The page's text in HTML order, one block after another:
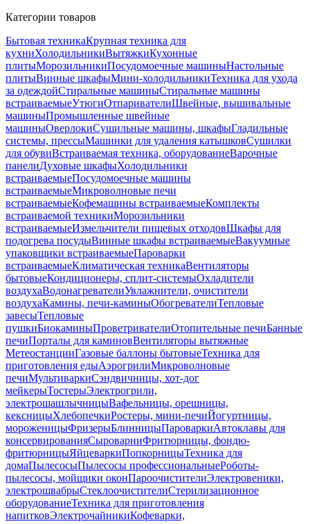
Категории товаров
Бытовая техникаКрупная техника для
кухниХолодильникиВытяжкиКухонные
плитыМорозильникиПосудомоечные машиныНастольные
плитыВинные шкафыМини-холодильникиТехника для ухода
за одеждойСтиральные машиныСтиральные машины
встраиваемыеУтюгиОтпаривателиШвейные, вышивальные
машиныПромышленные швейные
машиныОверлокиСушильные машины, шкафыГладильные
системы, прессыМашинки для удаления катышковСушилки
для обувиВстраиваемая техника, оборудованиеВарочные
панелиДуховые шкафыХолодильники
встраиваемыеПосудомоечные машины
встраиваемыеМикроволновые печи
встраиваемыеКофемашины встраиваемыеКомплекты
встраиваемой техникиМорозильники
встраиваемыеИзмельчители пищевых отходовШкафы для
подогрева посудыВинные шкафы встраиваемыеВакуумные
упаковщики встраиваемыеПароварки
встраиваемыеКлиматическая техникаВентиляторы
бытовыеКондиционеры, сплит-системыОхладители
воздухаВодонагревателиУвлажнители, очистители
воздухаКамины, печи-каминыОбогревателиТепловые
завесыТепловые
пушкиБиокаминыПроветривателиОтопительные печиБанные
печиПорталы для каминовВентиляторы вытяжные
МетеостанцииГазовые баллоны бытовыеТехника для
приготовления едыАэрогрилиМикроволновые
печиМультиваркиСэндвичницы, хот-дог
мейкерыТостерыЭлектрогрили,
электрошашлычницыВафельницы, орешницы,
кексницыХлебопечкиРостеры, мини-печиЙогуртницы,
мороженицыФризерыБлинницыПароваркиАвтоклавы для
консервированияСыроварниФритюрницы, фондю-
фритюрницыЯйцеваркиПопкорницыТехника для
домаПылесосыПылесосы профессиональныеРоботы-
пылесосы, мойщики оконПароочистителиЭлектровеники,
электрошвабрыСтеклоочистителиСтерилизационное
оборудованиеТехника для приготовления
напитковЭлектрочайникиКофеварки,